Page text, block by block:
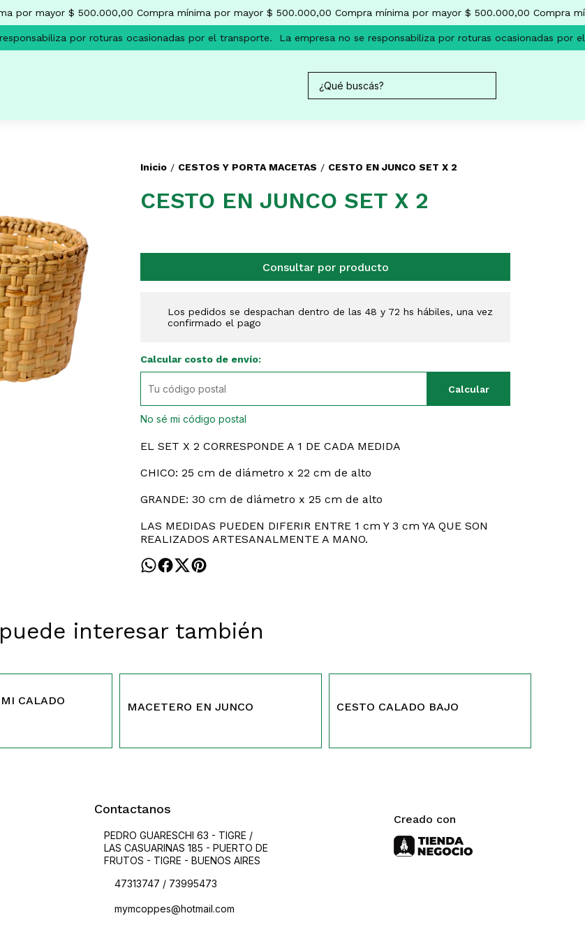
por mayor $ 500.000,00 Compra mínima por mayor $ 500.000,00 Compra mínima por mayor $ 500.000,00 Compra
por roturas ocasionadas por el transporte. La empresa no se responsabiliza por roturas ocasionadas por el
Inicio / CESTOS Y PORTA MACETAS / CESTO EN JUNCO SET X 2
CESTO EN JUNCO SET X 2
Consultar por producto
Los pedidos se despachan dentro de las 48 y 72 hs hábiles, una vez
confirmado el pago
Calcular costo de envío:
Calcular
No sé mi código postal
EL SET X 2 CORRESPONDE A 1 DE CADA MEDIDA
CHICO: 25 cm de diámetro x 22 cm de alto
GRANDE: 30 cm de diámetro x 25 cm de alto
LAS MEDIDAS PUEDEN DIFERIR ENTRE 1 cm Y 3 cm YA QUE SON
REALIZADOS ARTESANALMENTE A MANO.
interesar también
CALADO
MACETERO EN JUNCO CESTO CALADO BAJO
Contactanos
PEDRO GUARESCHI 63 - TIGRE /
LAS CASUARINAS 185 - PUERTO DE
FRUTOS - TIGRE - BUENOS AIRES
47313747 / 73995473
mymcoppes@hotmail.com
Creado con